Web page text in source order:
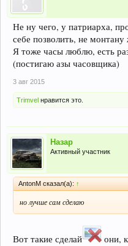
Не ну чего, у патриарха,
себе позволить, не
Я тоже часы люблю, есть
(постигаю азы часовщика)
3 авг 2015
Trimvel нравится это.
Назар
Активный участник
AntonM сказал(а): ↑
но лучше сам сделаю
Вот такие сделай они,